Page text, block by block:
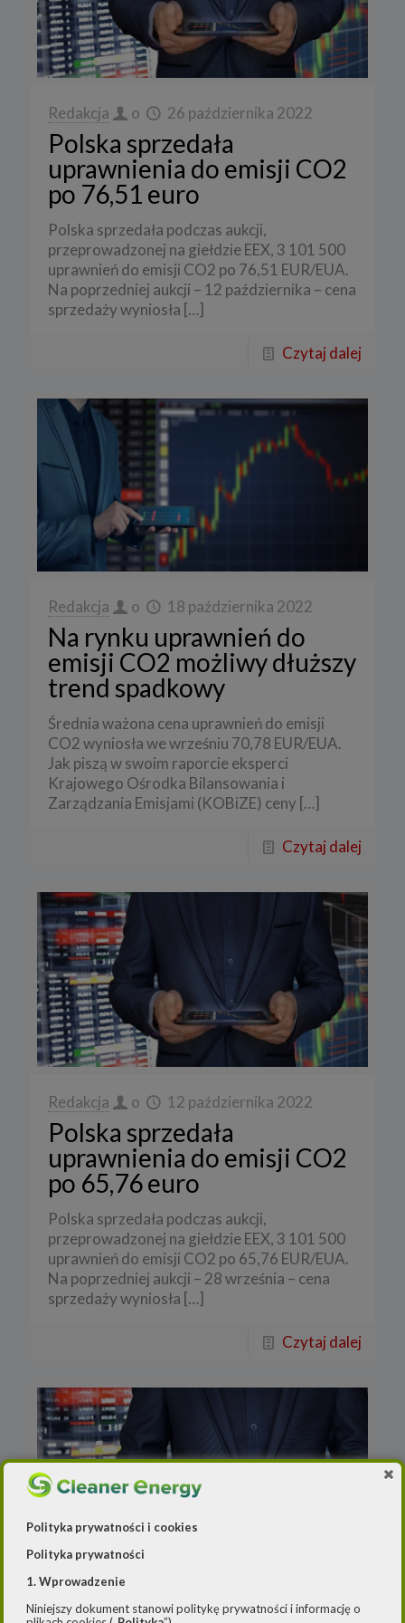
Redakcja o 26 października 2022
Polska sprzedała
uprawnienia do emisji CO2
po 76,51 euro
Polska sprzedała podczas aukcji,
przeprowadzonej na giełdzie EEX, 3 101 500
uprawnień do emisji CO2 po 76,51 EUR/EUA.
Na poprzedniej aukcji – 12 października – cena
sprzedaży wyniosła […]
Czytaj dalej
Redakcja o 18 października 2022
Na rynku uprawnień do
emisji CO2 możliwy dłuższy
trend spadkowy
Średnia ważona cena uprawnień do emisji
CO2 wyniosła we wrześniu 70,78 EUR/EUA.
Jak piszą w swoim raporcie eksperci
Krajowego Ośrodka Bilansowania i
Zarządzania Emisjami (KOBiZE) ceny […]
Czytaj dalej
Redakcja o 12 października 2022
Polska sprzedała
uprawnienia do emisji CO2
po 65,76 euro
Polska sprzedała podczas aukcji,
przeprowadzonej na giełdzie EEX, 3 101 500
uprawnień do emisji CO2 po 65,76 EUR/EUA.
Na poprzedniej aukcji – 28 września – cena
sprzedaży wyniosła […]
Czytaj dalej
Polityka prywatności i cookies
Polityka prywatności
1. Wprowadzenie
Niniejszy dokument stanowi politykę prywatności i informację o